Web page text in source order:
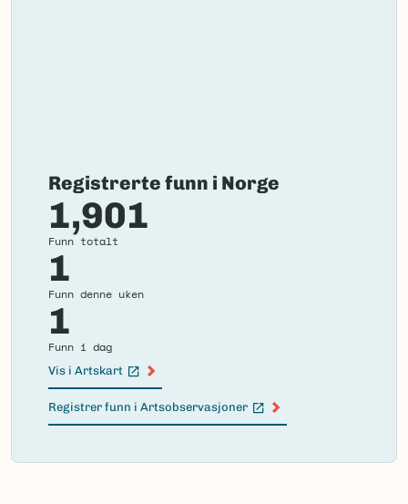
Registrerte funn i Norge
1,901
Funn totalt
1
Funn denne uken
1
Funn i dag
Vis i Artskart
(Ekstern lenke)
Registrer funn i Artsobservasjoner
(Ekstern lenke)
Failed